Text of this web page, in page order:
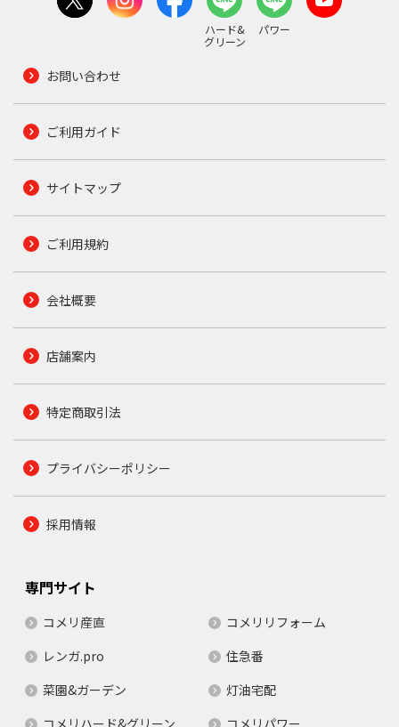
ハード&
グリーン
パワー
お問い合わせ
ご利用ガイド
サイトマップ
ご利用規約
会社概要
店舗案内
特定商取引法
プライバシーポリシー
採用情報
専門サイト
コメリ産直
コメリリフォーム
レンガ.pro
住急番
菜園&ガーデン
灯油宅配